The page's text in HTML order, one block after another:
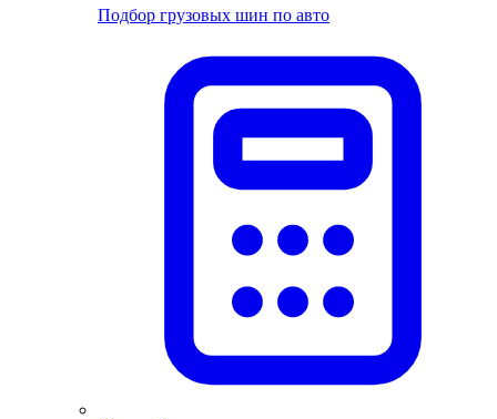
Подбор грузовых шин по авто